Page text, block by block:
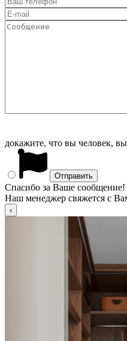
докажите, что вы человек,
Спасибо за Ваше сообщение!
Наш менеджер свяжется с